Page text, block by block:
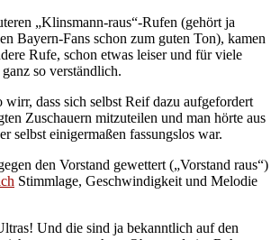
„Klinsmann-raus“-Rufen (gehört ja
Bayern-Fans schon zum guten Ton), kamen
Rufe, schon etwas leiser und für viele
so verständlich.
wirr, dass sich selbst Reif dazu aufgefordert
Zuschauern mitzuteilen und man hörte aus
selbst einigermaßen fassungslos war.
den Vorstand gewettert („Vorstand raus“)
Stimmlage, Geschwindigkeit und Melodie
Und die sind ja bekanntlich auf den